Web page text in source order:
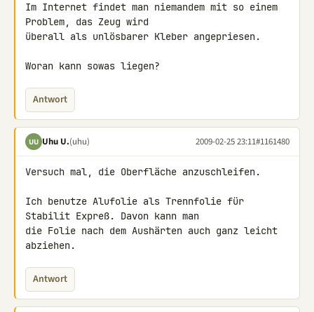
Im Internet findet man niemandem mit so einem
Problem, das Zeug wird
überall als unlösbarer Kleber angepriesen.
Woran kann sowas liegen?
Antwort
UU Uhu U.(uhu) 2009-02-25 23:11#1161480
Versuch mal, die Oberfläche anzuschleifen.
Ich benutze Alufolie als Trennfolie für
Stabilit Expreß. Davon kann man
die Folie nach dem Aushärten auch ganz leicht
abziehen.
Antwort